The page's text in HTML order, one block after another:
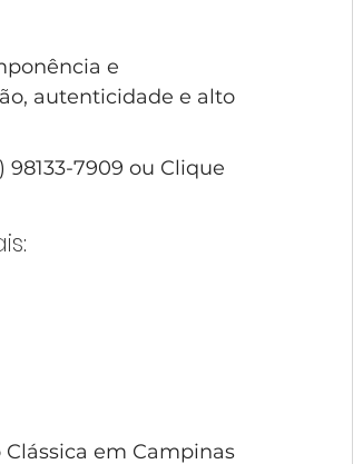
e
autenticidade e alto
7909 ou Clique
em Campinas